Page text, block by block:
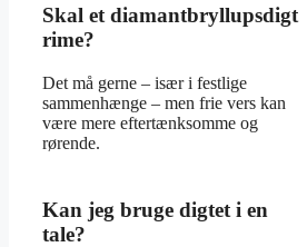
Skal et diamantbryllupsdigt
rime?
Det må gerne – især i festlige
sammenhænge – men frie vers kan
være mere eftertænksomme og
rørende.
Kan jeg bruge digtet i en
tale?